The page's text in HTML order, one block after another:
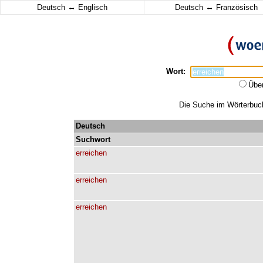
Deutsch ↔ Englisch Deutsch ↔ Französisch
Wort:
Die Suche im
Deutsch
Suchwort
erreichen
erreichen
erreichen